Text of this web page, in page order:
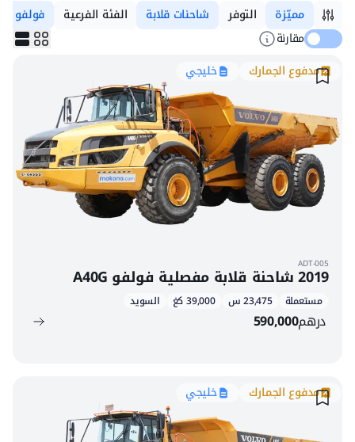
مميّزة التوفر شاحنات قلابة الفئة الفرعية
فولفو
مقارنة
مدفوع الجمارك
خليجي
ADT-005
2019 شاحنة قلابة مفصلية فولفو A40G
مستعملة 23,475 س 39,000 كغ السويد
درهم590,000
مدفوع الجمارك خليجي